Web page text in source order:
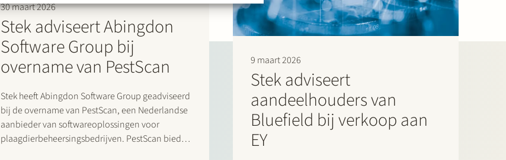
30 maart 2026
Stek adviseert Abingdon
Software Group bij
overname van PestScan
Stek heeft Abingdon Software Group geadviseerd
bij de overname van PestScan, een Nederlandse
aanbieder van softwareoplossingen voor
plaagdierbeheersingsbedrijven. PestScan biedt
9 maart 2026
Stek adviseert
aandeelhouders van
Bluefield bij verkoop aan
EY